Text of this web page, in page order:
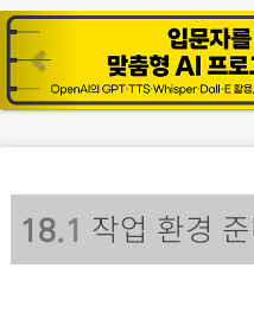
p
r
e
o
u
s
18.1 작업 환경